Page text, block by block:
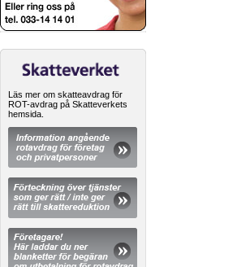
Läs mer om skatteavdrag för
ROT-avdrag på Skatteverkets
hemsida.